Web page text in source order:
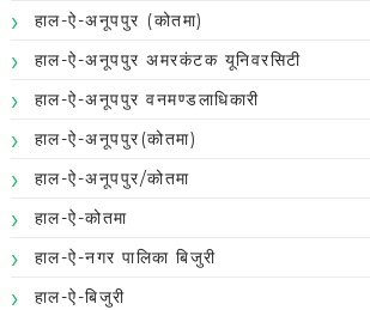
हाल-ऐ-अनूपपुर (कोतमा)
हाल-ऐ-अनूपपुर अमरकंटक यूनिवरसिटी
हाल-ऐ-अनूपपुर वनमण्डलाधिकारी
हाल-ऐ-अनूपपुर(कोतमा)
हाल-ऐ-अनूपपुर/कोतमा
हाल-ऐ-कोतमा
हाल-ऐ-नगर पालिका बिजुरी
हाल-ऐ-बिजुरी